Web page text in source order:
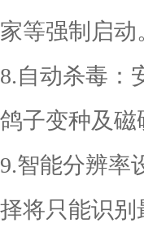
家等强制启动
8.自动杀毒：
鸽子变种及磁
9.智能分辨率
择将只能识